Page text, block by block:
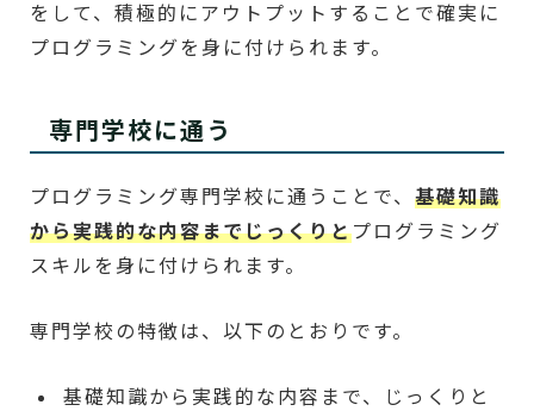
をして、積極的にアウトプットすることで確実に
プログラミングを身に付けられます。
専門学校に通う
プログラミング専門学校に通うことで、 基礎知識
から実践的な内容までじっくりとプログラミング
スキルを身に付けられます。
専門学校の特徴は、以下のとおりです。
基礎知識から実践的な内容まで、じっくりと